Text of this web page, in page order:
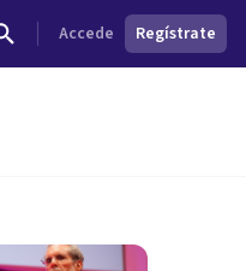
Accede Regístrate